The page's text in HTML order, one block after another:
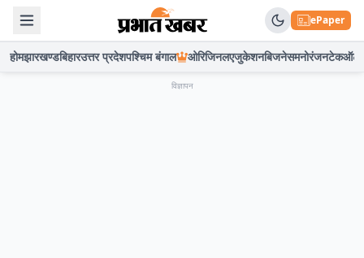
ePaper
होमझारखण्डबिहारउत्तर प्रदेशपश्चिम बंगाल ओरिजिनलएजुकेशनबिजनेसमनोरंजनटेकऑटो
विज्ञापन